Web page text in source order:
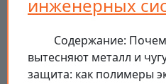
инженерных
Содержание:
вытесняют металл и
защита: как полимеры